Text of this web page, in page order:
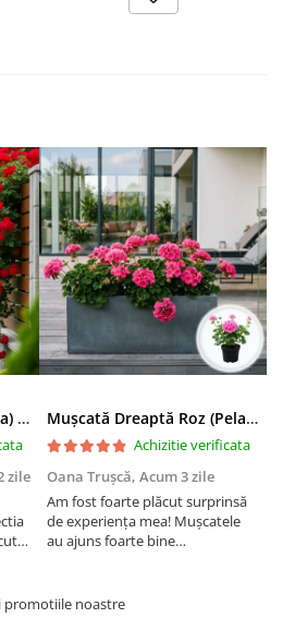
Trandafir Catarator (Rosa) Red Climber - 75cm
zile
Mușcată Dreaptă Roz (Pelargonium Zonale)
Achizitie verificata
Oana Trușcă, Acum 3 zile
Am fost foarte plăcut surprinsă
de experiența mea! Mușcatele
au ajuns foarte bine
transportului. Se vede că au fost
promotiile noastre